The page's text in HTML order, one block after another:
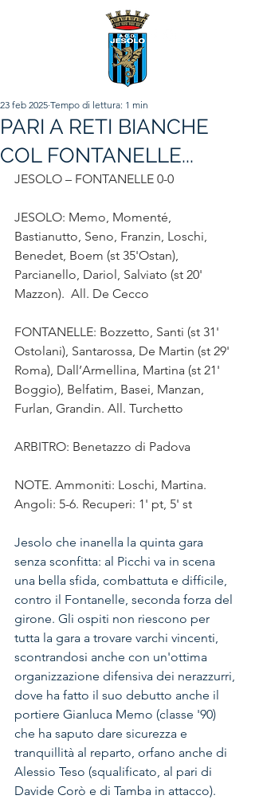
PARI A RETI BIANCHE
COL FONTANELLE...
23 feb 2025 Tempo di lettura: 1 min
JESOLO – FONTANELLE 0-0
JESOLO: Memo, Momenté,
Bastianutto, Seno, Franzin, Loschi,
Benedet, Boem (st 35'Ostan),
Parcianello, Dariol, Salviato (st 20'
Mazzon).  All. De Cecco
FONTANELLE: Bozzetto, Santi (st 31'
Ostolani), Santarossa, De Martin (st 29'
Roma), Dall’Armellina, Martina (st 21'
Boggio), Belfatim, Basei, Manzan,
Furlan, Grandin. All. Turchetto
ARBITRO: Benetazzo di Padova
NOTE. Ammoniti: Loschi, Martina.
Angoli: 5-6. Recuperi: 1' pt, 5' st
Jesolo che inanella la quinta gara
senza sconfitta: al Picchi va in scena
una bella sfida, combattuta e difficile,
contro il Fontanelle, seconda forza del
girone. Gli ospiti non riescono per
tutta la gara a trovare varchi vincenti,
scontrandosi anche con un'ottima
organizzazione difensiva dei nerazzurri,
dove ha fatto il suo debutto anche il
portiere Gianluca Memo (classe '90)
che ha saputo dare sicurezza e
tranquillità al reparto, orfano anche di
Alessio Teso (squalificato, al pari di
Davide Corò e di Tamba in attacco).